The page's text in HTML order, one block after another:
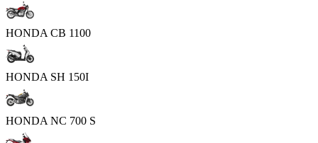
HONDA CB 1100
HONDA SH 150I
HONDA NC 700 S